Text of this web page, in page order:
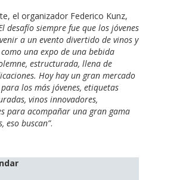
el organizador Federico Kunz,
desafío siempre fue que los jóvenes
a un evento divertido de vinos y
una expo de una bebida
estructurada, llena de
Hoy hay un gran mercado
los más jóvenes, etiquetas
vinos innovadores,
para acompañar una gran gama
eso buscan”.